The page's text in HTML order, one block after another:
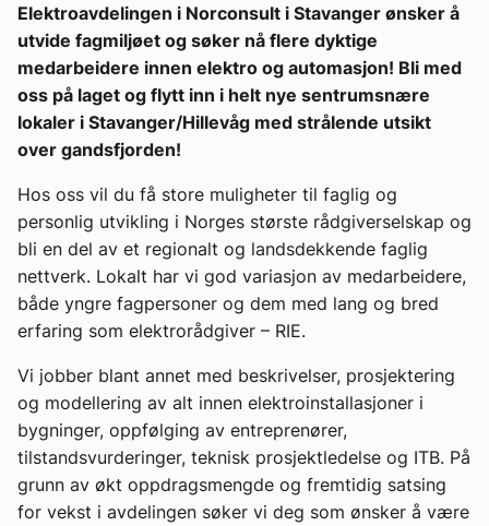
Nyheter
Aktuelle prosjekter
Elektroavdelingen i Norconsult i Stavanger ønsker å
utvide fagmiljøet og søker nå flere dyktige
medarbeidere innen elektro og automasjon! Bli med
oss på laget og flytt inn i helt nye sentrumsnære
lokaler i Stavanger/Hillevåg med strålende utsikt
over gandsfjorden!
Hos oss vil du få store muligheter til faglig og
personlig utvikling i Norges største rådgiverselskap og
bli en del av et regionalt og landsdekkende faglig
nettverk. Lokalt har vi god variasjon av medarbeidere,
både yngre fagpersoner og dem med lang og bred
erfaring som elektrorådgiver – RIE.
Vi jobber blant annet med beskrivelser, prosjektering
og modellering av alt innen elektroinstallasjoner i
bygninger, oppfølging av entreprenører,
tilstandsvurderinger, teknisk prosjektledelse og ITB. På
grunn av økt oppdragsmengde og fremtidig satsing
for vekst i avdelingen søker vi deg som ønsker å være